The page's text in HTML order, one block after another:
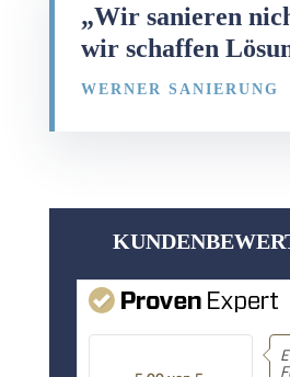
„Wir sanieren
wir schaffen
WERNER SANIERUNG